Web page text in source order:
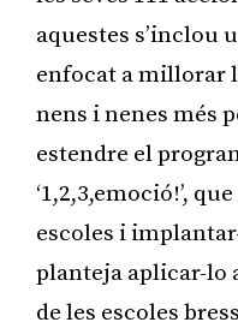
aquestes s’inclou
enfocat a millorar
nens i nenes més
estendre el
‘1,2,3,emoció!’,
escoles i
planteja aplicar-lo
de les escoles